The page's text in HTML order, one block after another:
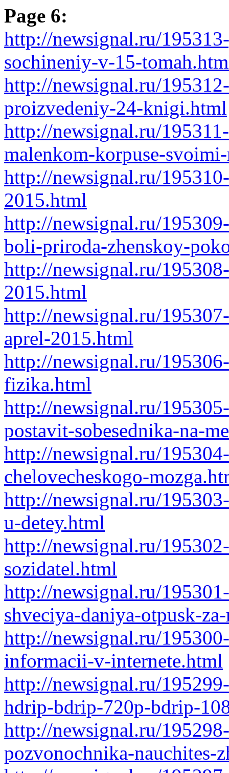
Page 6:
http://newsignal.ru/
sochineniy-v-15-
http://newsignal.ru/
proizvedeniy-24-knigi.html
http://newsignal.ru/
malenkom-korpuse-
http://newsignal.ru/
2015.html
http://newsignal.ru/
boli-priroda-zhenskoy-
http://newsignal.ru/
2015.html
http://newsignal.ru/
aprel-2015.html
http://newsignal.ru/
fizika.html
http://newsignal.ru/
postavit-sobesednika-na-
http://newsignal.ru/
chelovecheskogo-
http://newsignal.ru/
u-detey.html
http://newsignal.ru/
sozidatel.html
http://newsignal.ru/
shveciya-daniya-otpusk-
http://newsignal.ru/
informacii-v-internete.html
http://newsignal.ru/
hdrip-bdrip-720p-bdrip-
http://newsignal.ru/
pozvonochnika-